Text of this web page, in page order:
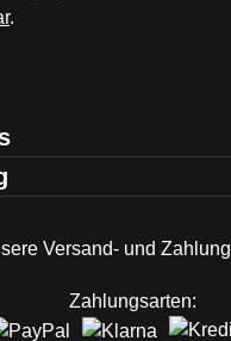
.
vorbei – öffnet in
Versand- und
Zahlungsarten: